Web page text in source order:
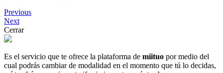
Previous
Next
Cerrar
Es el servicio que te ofrece la plataforma de miituo por medio del
cual podrás cambiar de modalidad en el momento que tú lo decidas,